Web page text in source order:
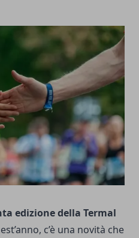
edizione della Termal
c’è una novità che